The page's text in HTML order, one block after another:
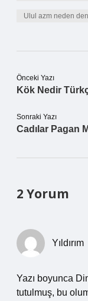
Ulul azm neden
Önceki Yazı
Kök Nedir
Sonraki Yazı
Cadılar Pagan
2 Yorum
Yıldırım
Yazı boyunca
tutulmuş, bu